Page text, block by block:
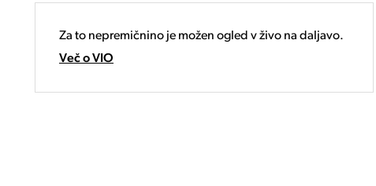
20:00
Za to nepremičnino je možen ogled v živo na daljavo.
Več o VIO